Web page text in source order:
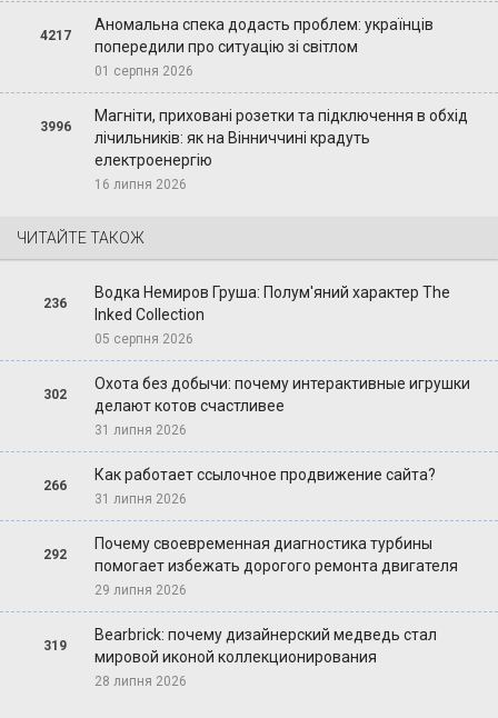
4217
Аномальна спека додасть проблем: українців
попередили про ситуацію зі світлом
01 серпня 2026
3996
Магніти, приховані розетки та підключення в обхід
лічильників: як на Вінниччині крадуть
електроенергію
16 липня 2026
ЧИТАЙТЕ ТАКОЖ
236
Водка Немиров Груша: Полум'яний характер The
Inked Collection
05 серпня 2026
302
Охота без добычи: почему интерактивные игрушки
делают котов счастливее
31 липня 2026
266
Как работает ссылочное продвижение сайта?
31 липня 2026
292
Почему своевременная диагностика турбины
помогает избежать дорогого ремонта двигателя
29 липня 2026
319
Bearbrick: почему дизайнерский медведь стал
мировой иконой коллекционирования
28 липня 2026